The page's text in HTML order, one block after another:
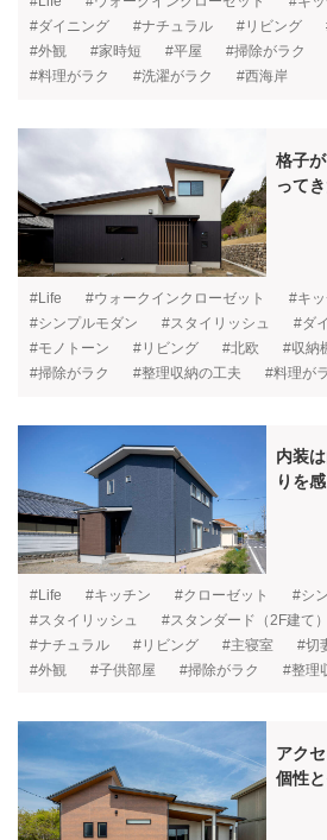
#ダイニング
#ナチュラル #リビング
#外観
#家時短 #平屋 #掃除がラク
#料理がラク
#洗濯がラク #西海岸
格子
って
#Life #ウォークインクローゼット #キ
#シンプルモダン
#スタイリッシュ #ダ
#モノトーン
#リビング #北欧 #収納
#掃除がラク
#整理収納の工夫 #料理が
内装
りを
#Life #キッチン #クローゼット
#シ
#スタイリッシュ
#スタンダード（2F建て）
#ナチュラル
#リビング #主寝室 #切
#外観
#子供部屋 #掃除がラク #整理
アク
個性